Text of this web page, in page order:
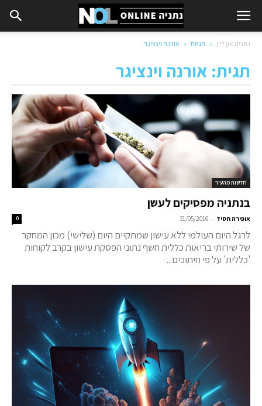
נתניה און ליין תגיות אורנה וינציגר
תגית: אורנה וינציגר
חדשות מהעיר
בנתניה מפסיקים לעשן
אופירה חסיד -
31/05/2016
0
לרגל היום העולמי ללא עישון שמתקיים היום (שלישי) מכון המחקר
של שירותי בריאות כללית חשף נתוני הפסקת עישון בקרב לקוחות
'כללית' על פי חיתוכים...